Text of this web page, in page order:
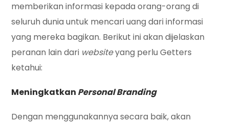
memberikan informasi kepada orang-orang di
seluruh dunia untuk mencari uang dari informasi
yang mereka bagikan. Berikut ini akan dijelaskan
peranan lain dari websiteyang perlu Getters
ketahui:
Meningkatkan PersonalBranding
Dengan menggunakannya secara baik, akan